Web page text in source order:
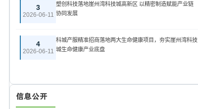
3
2026-06-11
塑创科技落地崖州湾科技城高新区 以精密制造赋能产业链
协同发展
4
2026-06-11
科城产服精准招商落地两大生命健康项目，夯实崖州湾科技
城生命健康产业底盘
信息公开